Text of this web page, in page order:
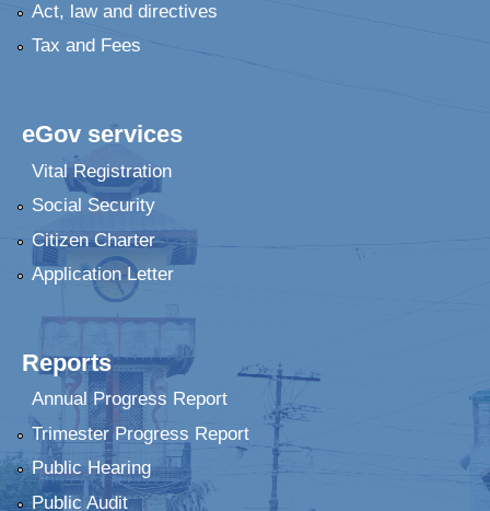
Act, law and directives
Tax and Fees
eGov services
Vital Registration
Social Security
Citizen Charter
Application Letter
Reports
Annual Progress Report
Trimester Progress Report
Public Hearing
Public Audit